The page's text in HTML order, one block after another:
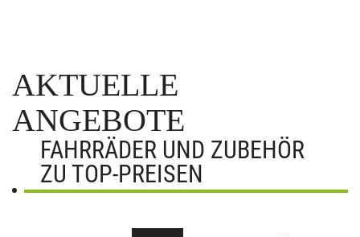
AKTUELLE
ANGEBOTE
FAHRRÄDER UND ZUBEHÖR
ZU TOP-PREISEN